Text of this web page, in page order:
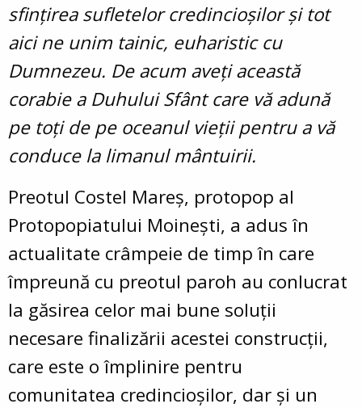
sfințirea sufletelor credincioșilor și tot
aici ne unim tainic, euharistic cu
Dumnezeu. De acum aveți această
corabie a Duhului Sfânt care vă adună
pe toți de pe oceanul vieții pentru a vă
conduce la limanul mântuirii.
Preotul Costel Mareș, protopop al
Protopopiatului Moinești, a adus în
actualitate crâmpeie de timp în care
împreună cu preotul paroh au conlucrat
la găsirea celor mai bune soluții
necesare finalizării acestei construcții,
care este o împlinire pentru
comunitatea credincioșilor, dar și un